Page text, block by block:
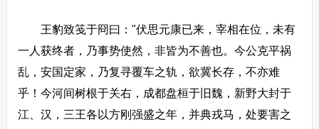
王豹致笺于冏曰："伏思元康已来，宰相在位，未有
一人获终者，乃事势使然，非皆为不善也。今公克平祸
乱，安国定家，乃复寻覆车之轨，欲冀长存，不亦难
乎！今河间树根于关右，成都盘桓于旧魏，新野大封于
江、汉，三王各以方刚强盛之年，并典戎马，处要害之